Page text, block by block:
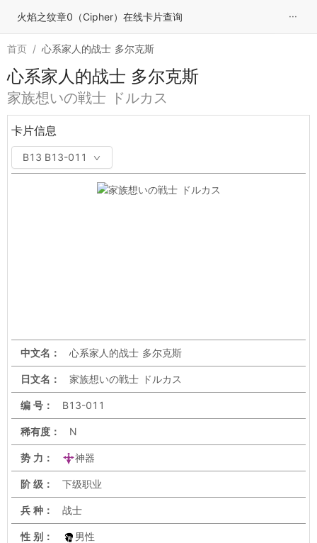
火焰之纹章0（Cipher）在线卡片查询 ···
首页 / 心系家人的战士 多尔克斯
心系家人的战士 多尔克斯
家族想いの戦士 ドルカス
卡片信息
B13 B13-011
中文名： 心系家人的战士 多尔克斯
日文名： 家族想いの戦士 ドルカス
编 号： B13-011
稀有度： N
势 力： 神器
阶 级： 下级职业
兵 种： 战士
性 别： 男性